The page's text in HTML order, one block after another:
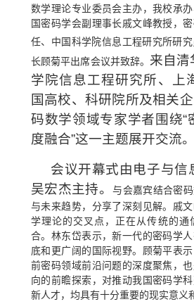
数学理论专业委员会主办，我校承
国密码学会副理事长戚文峰教授，
任、中国科学院信息工程研究所研究
长顾菊平出席会议并致辞。 来自清
学院信息工程研究所、上
国高校、科研院所及相关
码数学领域专家学者 围绕
度融合”这一主题展开交流。
会议开幕式由电子与信
吴宏杰主持。与会嘉宾结合密
与未来趋势，分享了深刻见解。戚
学理论的交叉点，正在从传统的通
合。林东岱表示，新一代的密码学
底和更广阔的国际视野。顾菊平表
前密码领域前沿问题的深度聚焦，
向的前瞻探索，对推动我国密码学
新人才，均具有十分重要的现实意义